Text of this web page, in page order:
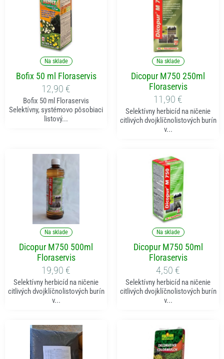
Pridať do košíka
Na sklade
Bofix 50 ml Floraservis
12,90 €
Bofix 50 ml Floraservis
Selektívny, systémovo pôsobiaci
listový...
Pridať do košíka
Na sklade
Dicopur M750 250ml
Floraservis
11,90 €
Selektívny herbicíd na ničenie
citlivých dvojklíčnolistových burín
v...
Pridať do košíka
Na sklade
Dicopur M750 500ml
Floraservis
19,90 €
Selektívny herbicíd na ničenie
citlivých dvojklíčnolistových burín
v...
Pridať do košíka
Na sklade
Dicopur M750 50ml
Floraservis
4,50 €
Selektívny herbicíd na ničenie
citlivých dvojklíčnolistových burín
v...